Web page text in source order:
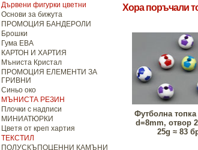
Дървени фигурки цветни
Основи за бижута
ПРОМОЦИЯ БАНДЕРОЛИ
Брошки
Гума ЕВА
КАРТОН И ХАРТИЯ
Мъниста Кристал
ПРОМОЦИЯ ЕЛЕМЕНТИ ЗА
ГРИВНИ
Синьо око
МЪНИСТА РЕЗИН
Плочки с надписи
МИНИАТЮРКИ
Цветя от креп хартия
ТЕКСТИЛ
ПОЛУСКЪПОЦЕННИ КАМЪНИ
Хора поръчали
Футболна топка
d=8mm, отвор
25g ≈ 83